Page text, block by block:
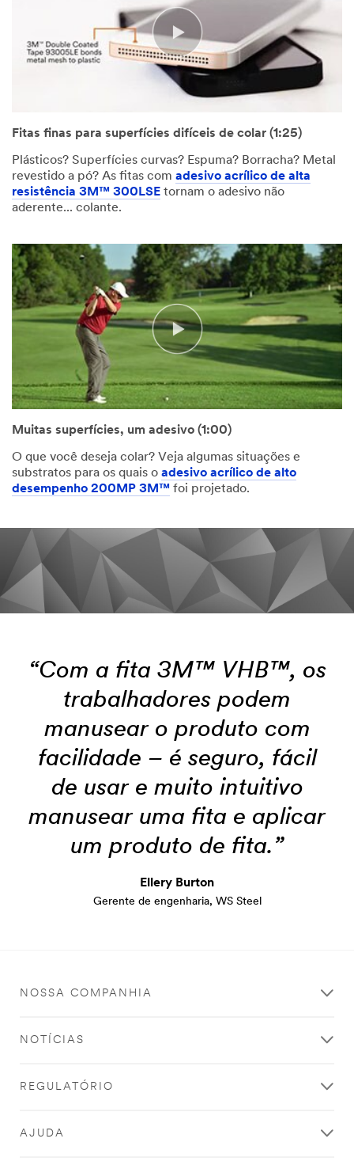
Fitas finas para superfícies difíceis de colar (1:25)
Plásticos? Superfícies curvas? Espuma? Borracha? Metal
revestido a pó? As fitas com adesivo acrílico de alta
resistência 3M™ 300LSE tornam o adesivo não
aderente... colante.
Muitas superfícies, um adesivo (1:00)
O que você deseja colar? Veja algumas situações e
substratos para os quais o adesivo acrílico de alto
desempenho 200MP 3M™ foi projetado.
“Com a fita 3M™ VHB™, os
trabalhadores podem
manusear o produto com
facilidade – é seguro, fácil
de usar e muito intuitivo
manusear uma fita e aplicar
um produto de fita.”
Ellery Burton
Gerente de engenharia, WS Steel
NOSSA COMPANHIA
NOTÍCIAS
REGULATÓRIO
AJUDA